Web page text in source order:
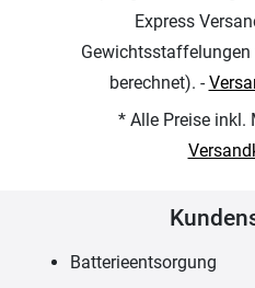
Express
Gewichtsstaffelungen
berechnet). -
* Alle Preise inkl.
Batterieentsorgung